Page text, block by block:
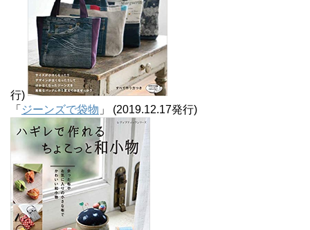
行)
「 ジーンズで袋物 」 (2019.12.17発行)